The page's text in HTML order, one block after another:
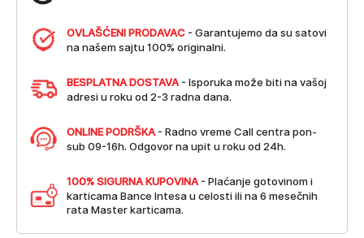
OVLAŠĆENI PRODAVAC - Garantujemo da su satovi
na našem sajtu 100% originalni.
BESPLATNA DOSTAVA - Isporuka može biti na vašoj
adresi u roku od 2-3 radna dana.
ONLINE PODRŠKA - Radno vreme Call centra pon-
sub 09-16h. Odgovor na upit u roku od 24h.
100% SIGURNA KUPOVINA - Plaćanje gotovinom i
karticama Bance Intesa u celosti ili na 6 mesečnih
rata Master karticama.